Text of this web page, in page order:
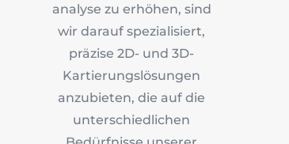
analyse zu erhöhen, sind
wir darauf spezialisiert,
präzise 2D- und 3D-
Kartierungslösungen
anzubieten, die auf die
unterschiedlichen